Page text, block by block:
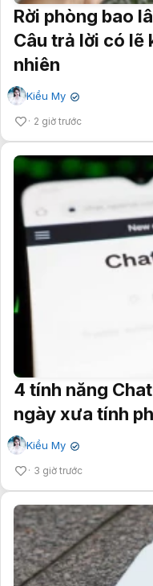
Rời phòng bao
Câu trả lời có lẽ
nhiên
Kiều My ✔
2 giờ trước
4 tính năng
ngày xưa tính
Kiều My ✔
3 giờ trước